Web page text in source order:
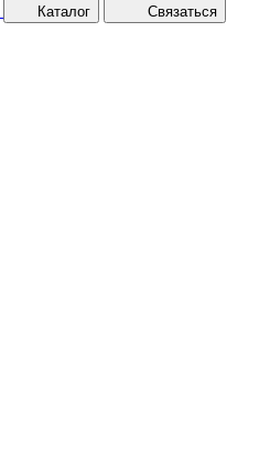
Каталог Связаться